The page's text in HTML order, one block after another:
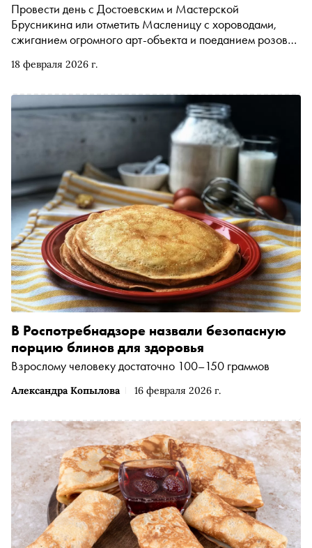
18 февраля 2026 г.
Провести день с Достоевским и Мастерской
Брусникина или отметить Масленицу с хороводами,
сжиганием огромного арт-объекта и поеданием розовых
ближайшей неделе
Александра Копылова 16 февраля 2026 г.
В Роспотребнадзоре назвали безопасную
порцию блинов для здоровья
Взрослому человеку достаточно 100–150 граммов